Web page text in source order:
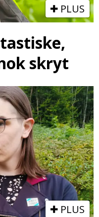
PLUS
skryt
PLUS